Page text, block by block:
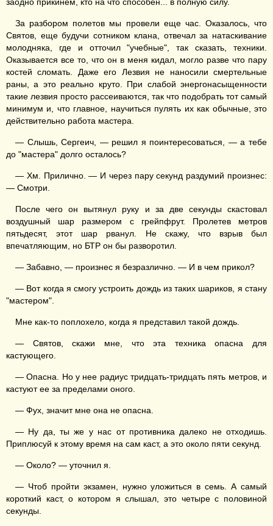
За разбором полетов мы провели еще час. Оказалось, что
Святов, еще будучи сотником клана, отвечал за натаскивание
молодняка, где и отточил "учебные", так сказать, техники.
Оказывается все то, что он в меня кидал, могло разве что пару
костей сломать. Даже его Лезвия не наносили смертельные
раны, а это реально круто. При слабой энергонасыщенности
такие лезвия просто рассеиваются, так что подобрать тот самый
минимум и, что главное, научиться пулять их как обычные, это
действительно работа мастера.
— Слышь, Сергеич, — решил я поинтересоваться, — а тебе
до "мастера" долго осталось?
— Хм. Прилично. — И через пару секунд раздумий произнес:
— Смотри.
После чего он вытянул руку и за две секунды скастовал
воздушный шар размером с грейпфрут. Пролетев метров
пятьдесят, этот шар рванул. Не скажу, что взрыв был
впечатляющим, но БТР он бы разворотил.
— Забавно, — произнес я безразлично. — И в чем прикол?
— Вот когда я смогу устроить дождь из таких шариков, я стану
"мастером".
Мне как-то поплохело, когда я представил такой дождь.
— Святов, скажи мне, что эта техника опасна для
кастующего.
— Опасна. Но у нее радиус тридцать-тридцать пять метров, и
кастуют ее за пределами оного.
— Фух, значит мне она не опасна.
— Ну да, ты же у нас от противника далеко не отходишь.
Приплюсуй к этому время на сам каст, а это около пяти секунд.
— Около? — уточнил я.
— Чтоб пройти экзамен, нужно уложиться в семь. А самый
короткий каст, о котором я слышал, это четыре с половиной
секунды.